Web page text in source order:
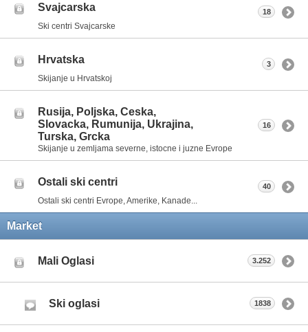
Svajcarska
Ski centri Svajcarske
18
Hrvatska
Skijanje u Hrvatskoj
3
Rusija, Poljska, Ceska,
Slovacka, Rumunija, Ukrajina,
Turska, Grcka
Skijanje u zemljama severne, istocne i juzne Evrope
16
Ostali ski centri
Ostali ski centri Evrope, Amerike, Kanade...
40
Market
Mali Oglasi 3.252
Ski oglasi 1838